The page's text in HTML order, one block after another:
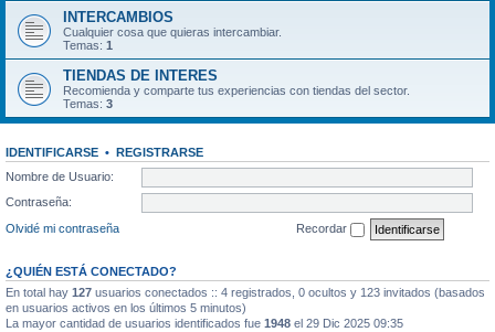
INTERCAMBIOS
Cualquier cosa que quieras intercambiar.
Temas: 1
TIENDAS DE INTERES
Recomienda y comparte tus experiencias con tiendas del sector.
Temas: 3
IDENTIFICARSE •
REGISTRARSE
Nombre de Usuario:
Contraseña:
Olvidé mi contraseña
Recordar
¿QUIÉN ESTÁ CONECTADO?
En total hay 127 usuarios conectados :: 4 registrados, 0 ocultos y 123 invitados (basados
en usuarios activos en los últimos 5 minutos)
La mayor cantidad de usuarios identificados fue 1948 el 29 Dic 2025 09:35